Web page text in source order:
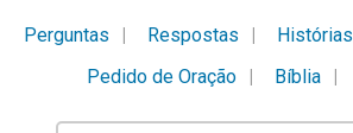
Perguntas Respostas Histórias
Pedido de Oração
Bíblia